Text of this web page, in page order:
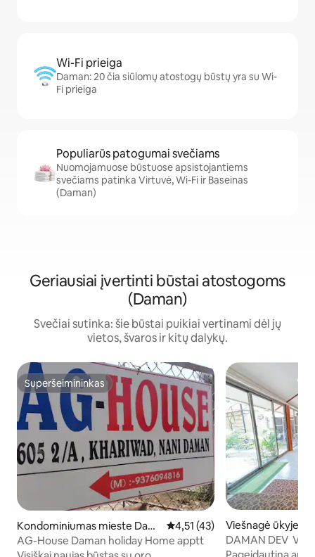
Wi-Fi prieiga
Daman: 20 čia siūlomų atostogų būstų yra su Wi-
Fi prieiga
Populiarūs patogumai svečiams
Nuomojamuose būstuose apsistojantiems
svečiams patinka Virtuvė, Wi-Fi ir Baseinas
(Daman)
Geriausiai įvertinti būstai atostogoms
(Daman)
Svečiai sutinka: šie būstai puikiai vertinami dėl jų
vietos, švaros ir kitų dalykų.
Superšeimininkas
Superšeimininkas
Kondominiumas mieste Dam
an
Vidutinis įvertinimas: 4,51 iš 5,
4,51 (43)
AG-House Daman holiday Home apptt
Viešnagė ūkyje
n
DAMAN DEV ￼